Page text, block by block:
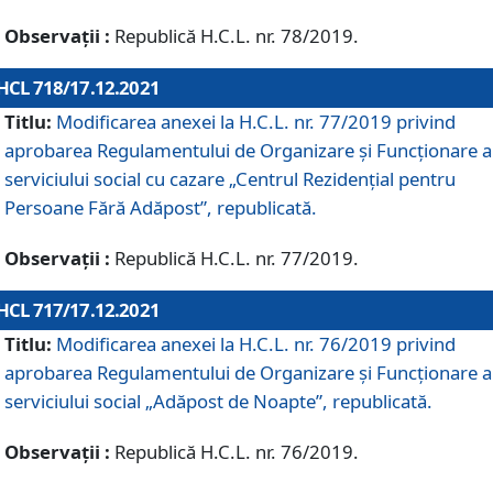
Observații : Republică H.C.L. nr. 78/2019.
718/17.12.2021
Titlu: Modificarea anexei la H.C.L. nr. 77/2019 privind
aprobarea Regulamentului de Organizare și Funcționare
serviciului social cu cazare „Centrul Rezidențial pentru
Persoane Fără Adăpost”, republicată.
Observații : Republică H.C.L. nr. 77/2019.
717/17.12.2021
Titlu: Modificarea anexei la H.C.L. nr. 76/2019 privind
aprobarea Regulamentului de Organizare şi Funcționare
serviciului social „Adăpost de Noapte”, republicată.
Observații : Republică H.C.L. nr. 76/2019.